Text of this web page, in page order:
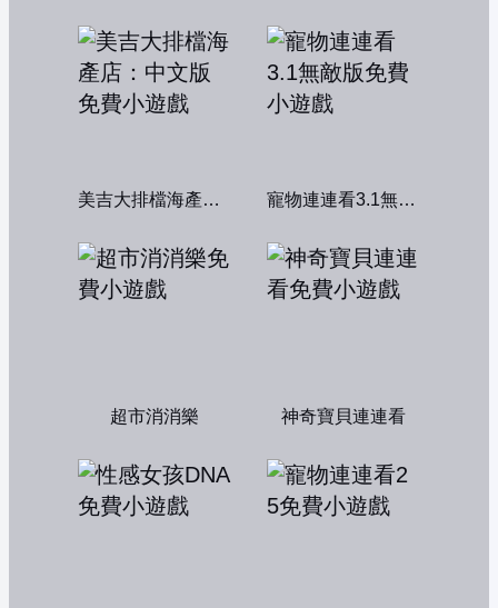
美吉大排檔海產店：中文版 寵物連連看3.1無敵版
超市消消樂 神奇寶貝連連看